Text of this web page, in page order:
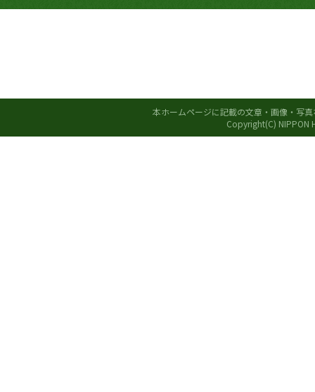
本ホームページに記載の文章・画像・写
Copyright(C) NIPPON